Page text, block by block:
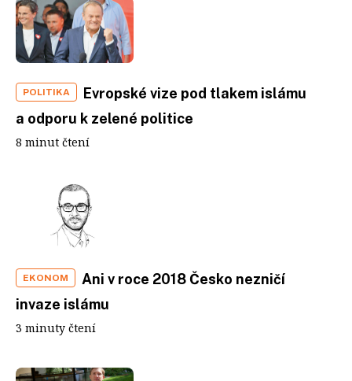
POLITIKA
Evropské vize pod tlakem islámu
a odporu k zelené politice
8 minut čtení
EKONOM
Ani v roce 2018 Česko nezničí
invaze islámu
3 minuty čtení